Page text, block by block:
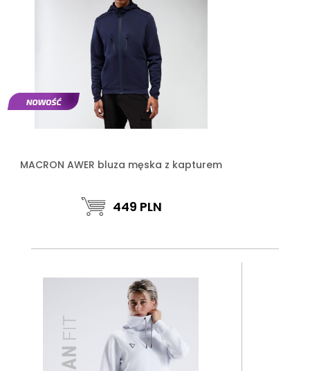
MACRON AWER bluza męska z kapturem
449 PLN